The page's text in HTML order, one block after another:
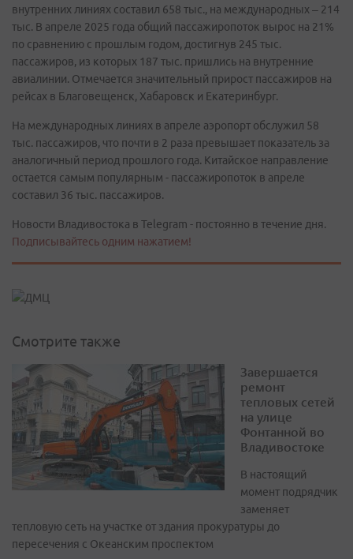
внутренних линиях составил 658 тыс., на международных – 214
тыс. В апреле 2025 года общий пассажиропоток вырос на 21%
по сравнению с прошлым годом, достигнув 245 тыс.
пассажиров, из которых 187 тыс. пришлись на внутренние
авиалинии. Отмечается значительный прирост пассажиров на
рейсах в Благовещенск, Хабаровск и Екатеринбург.
На международных линиях в апреле аэропорт обслужил 58
тыс. пассажиров, что почти в 2 раза превышает показатель за
аналогичный период прошлого года. Китайское направление
остается самым популярным - пассажиропоток в апреле
составил 36 тыс. пассажиров.
Новости Владивостока в Telegram - постоянно в течение дня.
Подписывайтесь одним нажатием!
Смотрите также
Завершается
ремонт
тепловых сетей
на улице
Фонтанной во
Владивостоке
В настоящий
момент подрядчик
заменяет
тепловую сеть на участке от здания прокуратуры до
пересечения с Океанским проспектом